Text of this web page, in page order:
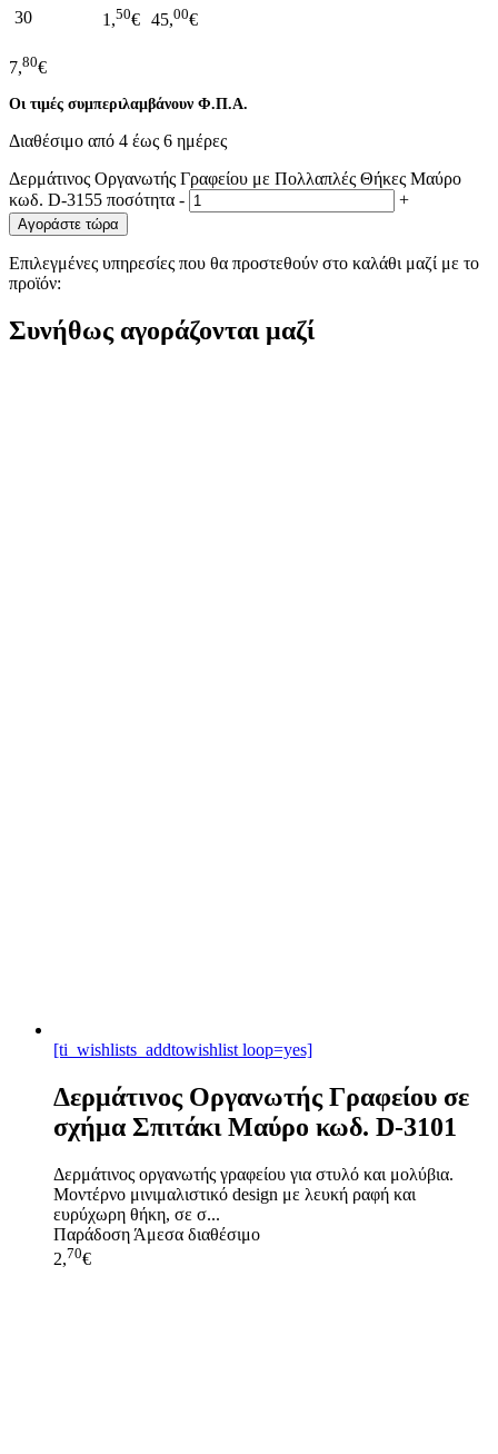
30
1,50€ 45,00€
7,80€
Οι τιμές συμπεριλαμβάνουν Φ.Π.Α.
Διαθέσιμο από 4 έως 6 ημέρες
Δερμάτινος Οργανωτής Γραφείου με Πολλαπλές Θήκες Μαύρο
κωδ. D-3155 ποσότητα - +
Αγοράστε τώρα
Επιλεγμένες υπηρεσίες που θα προστεθούν στο καλάθι μαζί με το
προϊόν:
Συνήθως αγοράζονται μαζί
[ti_wishlists_addtowishlist loop=yes]
Δερμάτινος Οργανωτής Γραφείου σε
σχήμα Σπιτάκι Μαύρο κωδ. D-3101
Δερμάτινος οργανωτής γραφείου για στυλό και μολύβια.
Μοντέρνο μινιμαλιστικό design με λευκή ραφή και
ευρύχωρη θήκη, σε σ...
Παράδοση Άμεσα διαθέσιμο
2,70€